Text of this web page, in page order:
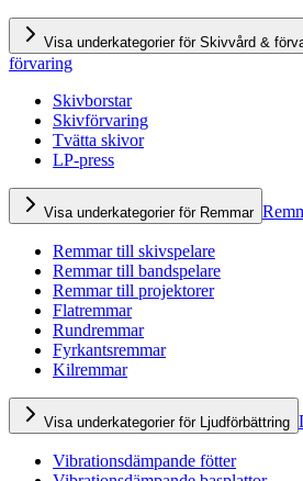
Visa underkategorier för Skivvård &
förvaring
Skivborstar
Skivförvaring
Tvätta skivor
LP-press
Visa underkategorier för Remmar
Remmar till skivspelare
Remmar till bandspelare
Remmar till projektorer
Flatremmar
Rundremmar
Fyrkantsremmar
Kilremmar
Visa underkategorier för Ljudförbättring
Vibrationsdämpande fötter